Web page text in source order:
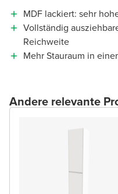
MDF lackiert: sehr
Vollständig
Reichweite
Mehr Stauraum in
Andere relevante